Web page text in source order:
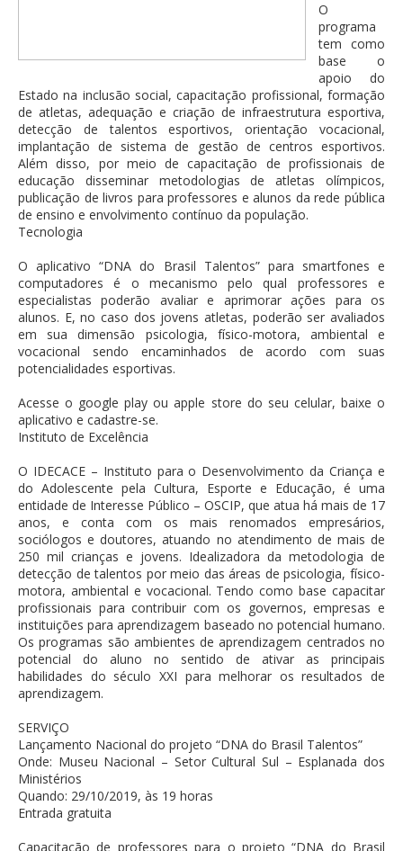
O
programa
tem como
base o
apoio do
Estado na inclusão social, capacitação profissional, formação
de atletas, adequação e criação de infraestrutura esportiva,
detecção de talentos esportivos, orientação vocacional,
implantação de sistema de gestão de centros esportivos.
Além disso, por meio de capacitação de profissionais de
educação disseminar metodologias de atletas olímpicos,
publicação de livros para professores e alunos da rede pública
de ensino e envolvimento contínuo da população.
Tecnologia
O aplicativo “DNA do Brasil Talentos” para smartfones e
computadores é o mecanismo pelo qual professores e
especialistas poderão avaliar e aprimorar ações para os
alunos. E, no caso dos jovens atletas, poderão ser avaliados
em sua dimensão psicologia, físico-motora, ambiental e
vocacional sendo encaminhados de acordo com suas
potencialidades esportivas.
Acesse o google play ou apple store do seu celular, baixe o
aplicativo e cadastre-se.
Instituto de Excelência
O IDECACE – Instituto para o Desenvolvimento da Criança e
do Adolescente pela Cultura, Esporte e Educação, é uma
entidade de Interesse Público – OSCIP, que atua há mais de 17
anos, e conta com os mais renomados empresários,
sociólogos e doutores, atuando no atendimento de mais de
250 mil crianças e jovens. Idealizadora da metodologia de
detecção de talentos por meio das áreas de psicologia, físico-
motora, ambiental e vocacional. Tendo como base capacitar
profissionais para contribuir com os governos, empresas e
instituições para aprendizagem baseado no potencial humano.
Os programas são ambientes de aprendizagem centrados no
potencial do aluno no sentido de ativar as principais
habilidades do século XXI para melhorar os resultados de
aprendizagem.
SERVIÇO
Lançamento Nacional do projeto “DNA do Brasil Talentos”
Onde: Museu Nacional – Setor Cultural Sul – Esplanada dos
Ministérios
Quando: 29/10/2019, às 19 horas
Entrada gratuita
Capacitação de professores para o projeto “DNA do Brasil